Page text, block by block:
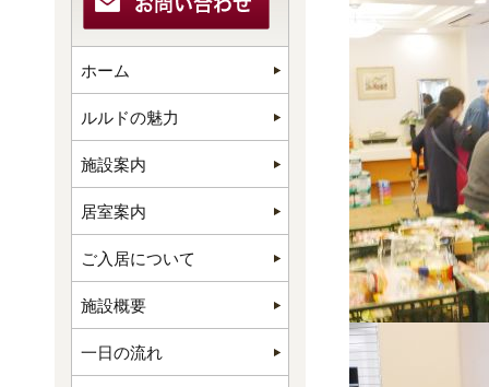
ホーム
ルルドの魅力
施設案内
居室案内
ご入居について
施設概要
一日の流れ